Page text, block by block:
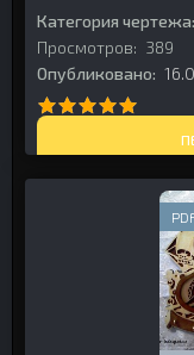
Категория чертежа:
Просмотров: 389
Опубликовано: